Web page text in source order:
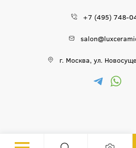
+7 (495) 748-
г. Москва, ул.